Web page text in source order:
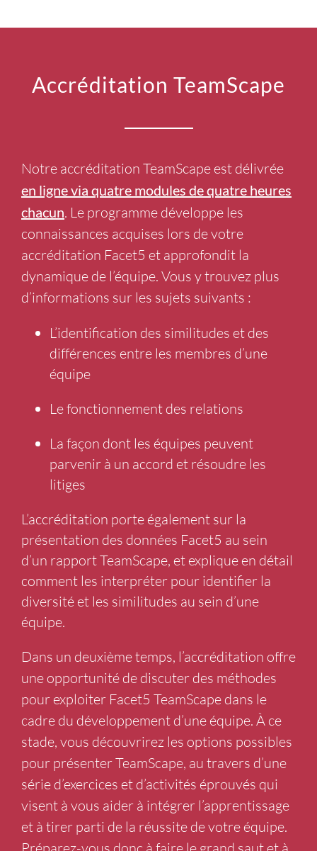
Accréditation TeamScape
Notre accréditation TeamScape est délivrée
en ligne via quatre modules de quatre heures
chacun. Le programme développe les
connaissances acquises lors de votre
accréditation Facet5 et approfondit la
dynamique de l’équipe. Vous y trouvez plus
d’informations sur les sujets suivants :
L’identification des similitudes et des
différences entre les membres d’une
équipe
Le fonctionnement des relations
La façon dont les équipes peuvent
parvenir à un accord et résoudre les
litiges
L’accréditation porte également sur la
présentation des données Facet5 au sein
d’un rapport TeamScape, et explique en détail
comment les interpréter pour identifier la
diversité et les similitudes au sein d’une
équipe.
Dans un deuxième temps, l’accréditation offre
une opportunité de discuter des méthodes
pour exploiter Facet5 TeamScape dans le
cadre du développement d’une équipe. À ce
stade, vous découvrirez les options possibles
pour présenter TeamScape, au travers d’une
série d’exercices et d’activités éprouvés qui
visent à vous aider à intégrer l’apprentissage
et à tirer parti de la réussite de votre équipe.